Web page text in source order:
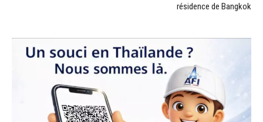
résidence de Bangkok